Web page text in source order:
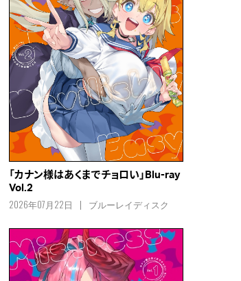
「カナン様はあくまでチョロい」Blu-ray
Vol.2
2026年07月22日 ブルーレイディスク